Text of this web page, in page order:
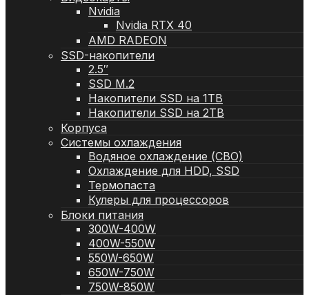
Nvidia
Nvidia RTX 40
AMD RADEON
SSD-накопители
2.5″
SSD M.2
Накопители SSD на 1TB
Накопители SSD на 2TB
Корпуса
Системы охлаждения
Водяное охлаждение (СВО)
Охлаждение для HDD, SSD
Термопаста
Кулеры для процессоров
Блоки питания
300W-400W
400W-550W
550W-650W
650W-750W
750W-850W